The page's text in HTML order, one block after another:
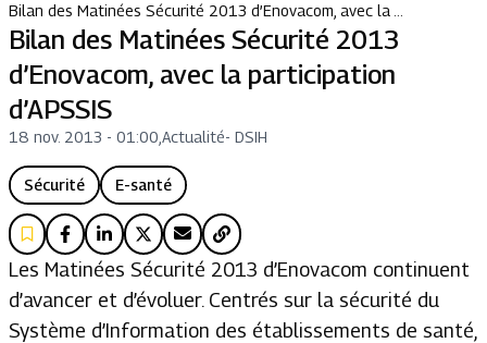
Bilan des Matinées Sécurité 2013 d’Enovacom, avec la …
Bilan des Matinées Sécurité 2013
d’Enovacom, avec la participation
d’APSSIS
18 nov. 2013 - 01:00 Actualité- DSIH
Sécurité E-santé
Les Matinées Sécurité 2013 d’Enovacom continuent
d’avancer et d’évoluer. Centrés sur la sécurité du
Système d’Information des établissements de santé,